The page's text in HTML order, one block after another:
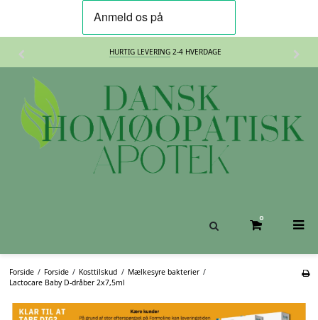
30 DAGESFORTRYDELSESRET
0
Forside / Forside / Kosttilskud / Mælkesyre bakterier /
Lactocare Baby D-dråber 2x7,5ml